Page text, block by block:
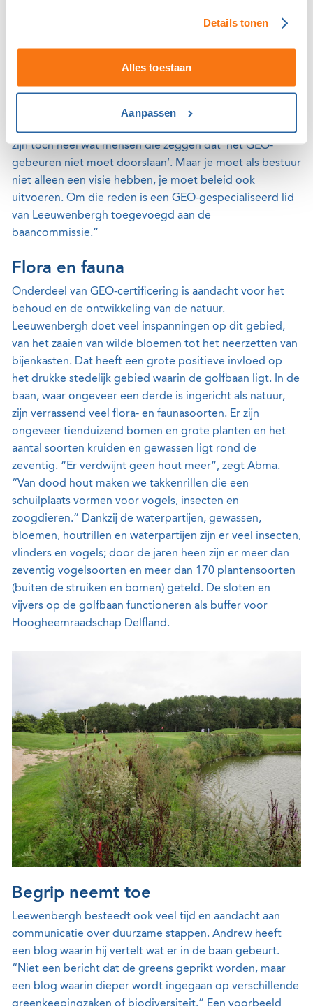
Details tonen
Alles toestaan
Aanpassen
water en energie en het bevorderen van de
biodiversiteit. Het beleid moet hier dan ook op gericht
zijn. Toch leidt dit in de praktijk nog wel tot discussies. Er
zijn toch heel wat mensen die zeggen dat ‘het GEO-
gebeuren niet moet doorslaan’. Maar je moet als bestuur
niet alleen een visie hebben, je moet beleid ook
uitvoeren. Om die reden is een GEO-gespecialiseerd lid
van Leeuwenbergh toegevoegd aan de
baancommissie.”
Flora en fauna
Onderdeel van GEO-certificering is aandacht voor het
behoud en de ontwikkeling van de natuur.
Leeuwenbergh doet veel inspanningen op dit gebied,
van het zaaien van wilde bloemen tot het neerzetten van
bijenkasten. Dat heeft een grote positieve invloed op
het drukke stedelijk gebied waarin de golfbaan ligt. In de
baan, waar ongeveer een derde is ingericht als natuur,
zijn verrassend veel flora- en faunasoorten. Er zijn
ongeveer tienduizend bomen en grote planten en het
aantal soorten kruiden en gewassen ligt rond de
zeventig. “Er verdwijnt geen hout meer”, zegt Abma.
“Van dood hout maken we takkenrillen die een
schuilplaats vormen voor vogels, insecten en
zoogdieren.” Dankzij de waterpartijen, gewassen,
bloemen, houtrillen en waterpartijen zijn er veel insecten,
vlinders en vogels; door de jaren heen zijn er meer dan
zeventig vogelsoorten en meer dan 170 plantensoorten
(buiten de struiken en bomen) geteld. De sloten en
vijvers op de golfbaan functioneren als buffer voor
Hoogheemraadschap Delfland.
Begrip neemt toe
Leewenbergh besteedt ook veel tijd en aandacht aan
communicatie over duurzame stappen. Andrew heeft
een blog waarin hij vertelt wat er in de baan gebeurt.
“Niet een bericht dat de greens geprikt worden, maar
een blog waarin dieper wordt ingegaan op verschillende